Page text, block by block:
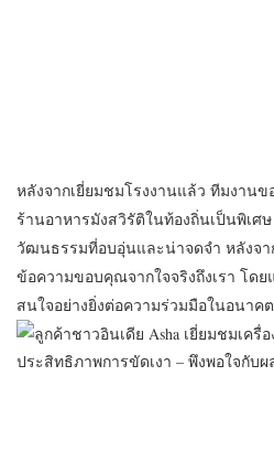
หลังจากเยี่ยมชมโรงงานแล้ว ทีมงานข
ร้านอาหารมังสวิรัติในท้องถิ่นเป็นพิเศ
วัฒนธรรมที่อบอุ่นและน่าจดจำ หลังจา
ข้อความขอบคุณจากใจจริงถึงเรา โด
สนใจอย่างยิ่งต่อความร่วมมือในอนาคต